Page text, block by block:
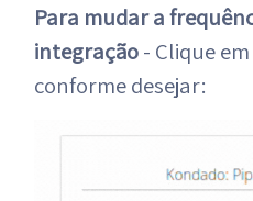
Para mudar a
integração- Clique em
conforme desejar: